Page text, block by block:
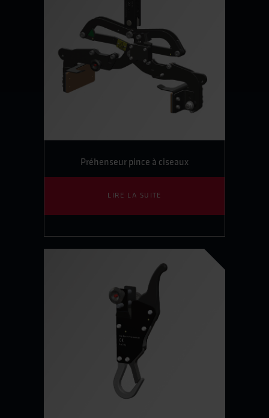
Préhenseur pince à ciseaux
LIRE LA SUITE